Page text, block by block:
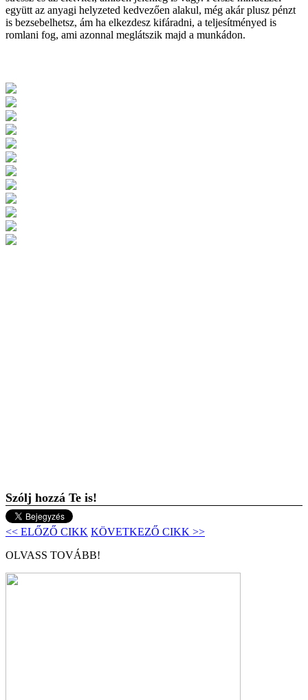
együtt az anyagi helyzeted kedvezően alakul, még akár plusz pénzt
is bezsebelhetsz, ám ha elkezdesz kifáradni, a teljesítményed is
romlani fog, ami azonnal meglátszik majd a munkádon.
Szólj hozzá Te is!
<< ELŐZŐ CIKK KÖVETKEZŐ CIKK >>
OLVASS TOVÁBB!